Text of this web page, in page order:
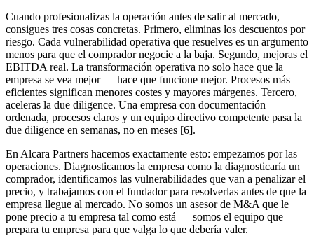
Cuando profesionalizas la operación antes de salir al mercado,
consigues tres cosas concretas. Primero, eliminas los descuentos por
riesgo. Cada vulnerabilidad operativa que resuelves es un argumento
menos para que el comprador negocie a la baja. Segundo, mejoras el
EBITDA real. La transformación operativa no solo hace que la
empresa se vea mejor — hace que funcione mejor. Procesos más
eficientes significan menores costes y mayores márgenes. Tercero,
aceleras la due diligence. Una empresa con documentación
ordenada, procesos claros y un equipo directivo competente pasa la
due diligence en semanas, no en meses [6].
En Alcara Partners hacemos exactamente esto: empezamos por las
operaciones. Diagnosticamos la empresa como la diagnosticaría un
comprador, identificamos las vulnerabilidades que van a penalizar el
precio, y trabajamos con el fundador para resolverlas antes de que la
empresa llegue al mercado. No somos un asesor de M&A que le
pone precio a tu empresa tal como está — somos el equipo que
prepara tu empresa para que valga lo que debería valer.